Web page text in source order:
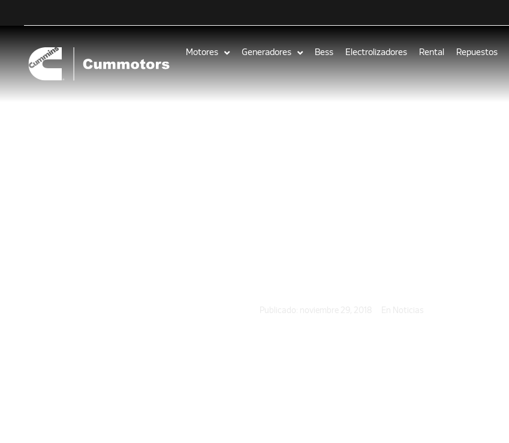
Motores Generadores Bess Electrolizadores Rental Repuestos